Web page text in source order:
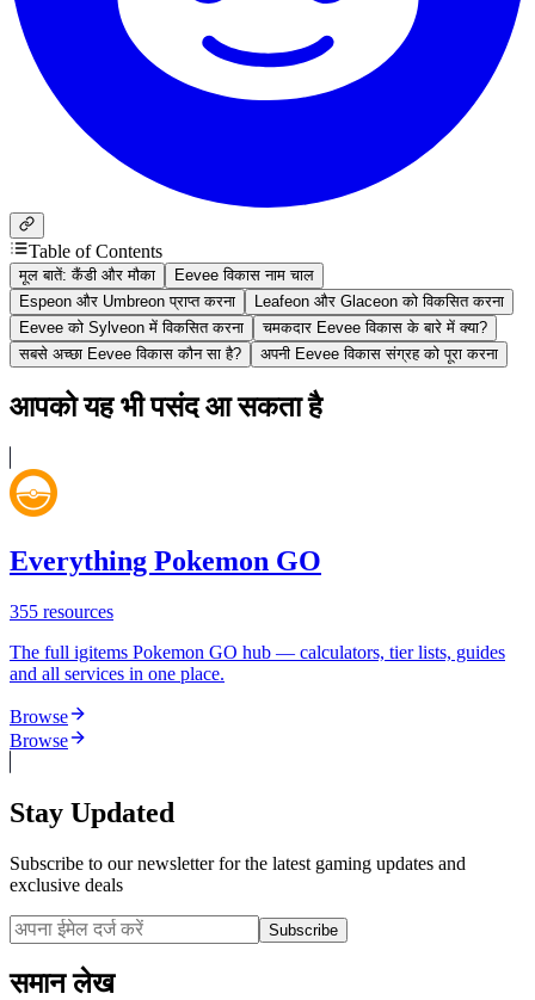
Table of Contents
मूल बातें: कैंडी और मौका
Eevee विकास नाम चाल
Espeon और Umbreon प्राप्त करना
Leafeon और Glaceon को विकसित करना
Eevee को Sylveon में विकसित करना
चमकदार Eevee विकास के बारे में क्या?
सबसे अच्छा Eevee विकास कौन सा है?
अपनी Eevee विकास संग्रह को पूरा करना
आपको यह भी पसंद आ सकता है
Everything Pokemon GO
355 resources
The full igitems Pokemon GO hub — calculators, tier lists, guides
and all services in one place.
Browse
Browse
Stay Updated
Subscribe to our newsletter for the latest gaming updates and
exclusive deals
Subscribe
समान लेख